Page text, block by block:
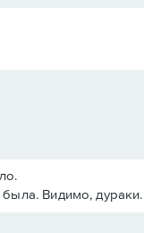
Видимо, дураки.